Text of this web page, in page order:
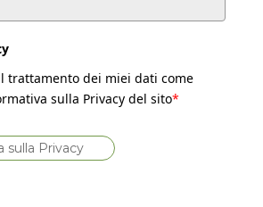
trattamento dei miei dati come
sulla Privacy del sito*
sulla Privacy